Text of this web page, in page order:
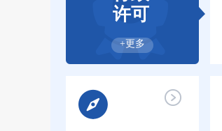
许可
+更多